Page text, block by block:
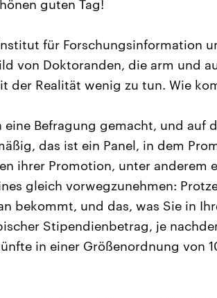
guten Tag!
für Forschungsinformation
von Doktoranden, die arm und
der Realität wenig zu tun. Wie
eine Befragung gemacht, und auf
das ist ein Panel, in dem
ihrer Promotion, unter anderem
gleich vorwegzunehmen:
bekommt, und das, was Sie in
Stipendienbetrag, je
in einer Größenordnung von